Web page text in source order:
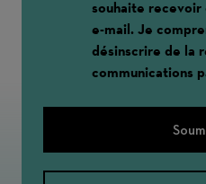
souhaite recevoir
e-mail. Je
désinscrire de la
communications